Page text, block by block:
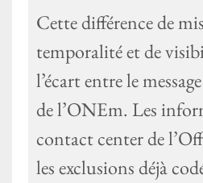
Cette différence de
temporalité et de
l’écart entre le
de l’ONEm. Les
contact center de
les exclusions déjà